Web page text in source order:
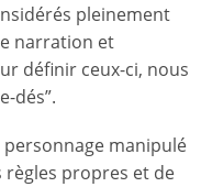
pleinement
narration et
définir ceux-ci, nous
dés”.
personnage manipulé
propres et de